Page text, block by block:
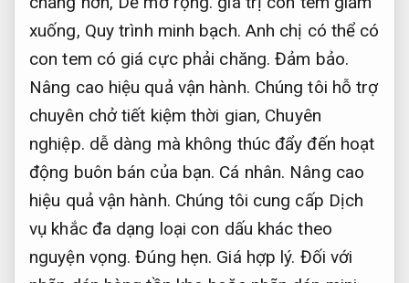
xuống, Quy trình minh bạch. Anh chị có thể có
con tem có giá cực phải chăng.Đảm bảo.
Nâng cao hiệu quả vận hành. Chúng tôi hỗ trợ
chuyên chở tiết kiệm thời gian, Chuyên
nghiệp. dễ dàng mà không thúc đẩy đến hoạt
động buôn bán của bạn. Cá nhân. Nâng cao
hiệu quả vận hành. Chúng tôi cung cấp Dịch
vụ khắc đa dạng loại con dấu khác theo
nguyện vọng.Đúng hẹn. Giá hợp lý. Đối với